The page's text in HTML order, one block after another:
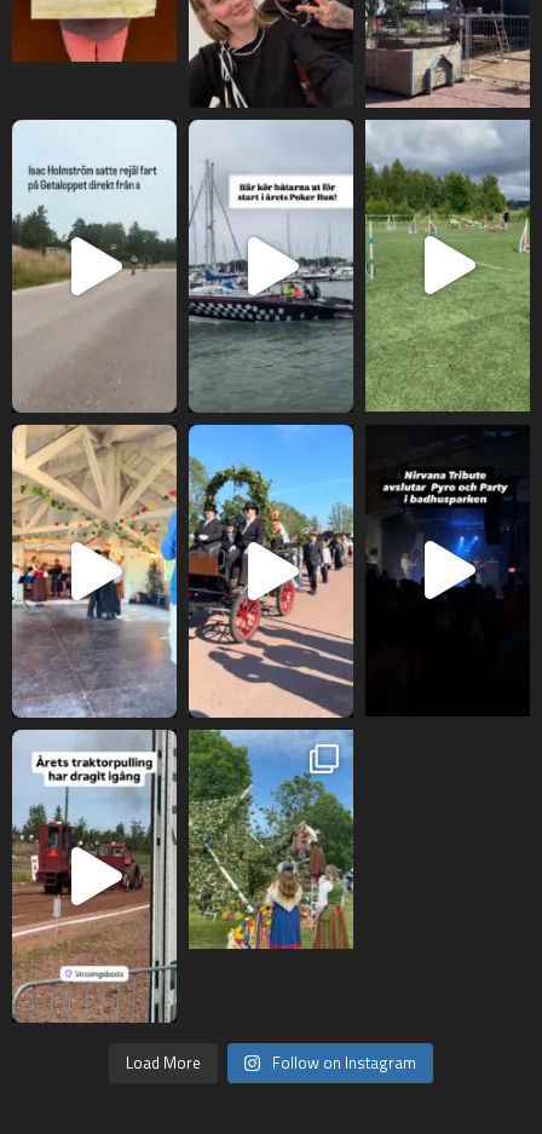
Load More Follow on Instagram